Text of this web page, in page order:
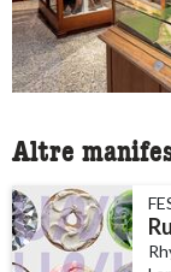
Altre